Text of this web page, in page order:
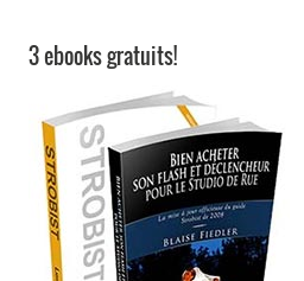
3 ebooks gratuits!